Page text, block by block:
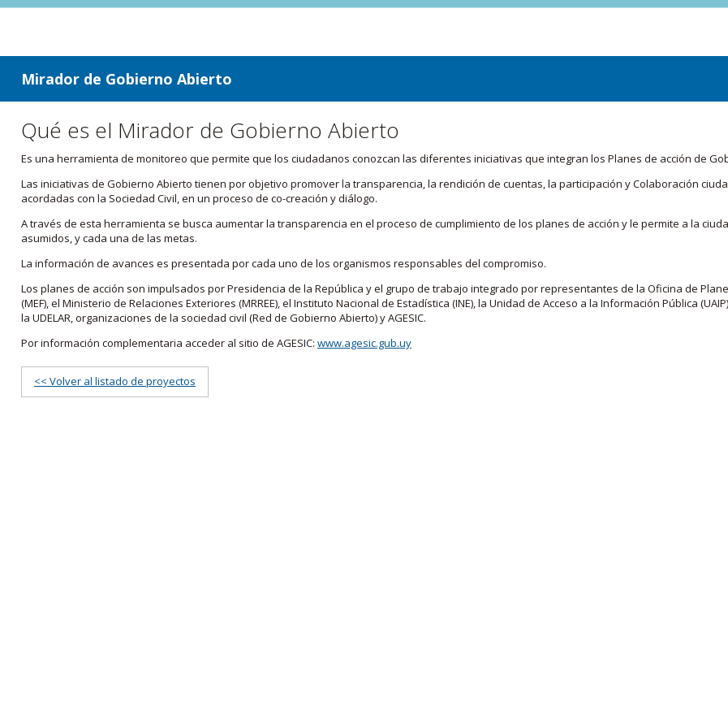
ir a contenido
ir al menú
Mirador de Gobierno Abierto
Qué es el Mirador de Gobierno Abierto
Es una herramienta de monitoreo que permite que los ciudadanos conozcan las diferentes iniciativas que integran los Planes de acción de
Las iniciativas de Gobierno Abierto tienen por objetivo promover la transparencia, la rendición de cuentas, la participación y Colaboración
acordadas con la Sociedad Civil, en un proceso de co-creación y diálogo.
A través de esta herramienta se busca aumentar la transparencia en el proceso de cumplimiento de los planes de acción y le permite a la
asumidos, y cada una de las metas.
La información de avances es presentada por cada uno de los organismos responsables del compromiso.
Los planes de acción son impulsados por Presidencia de la República y el grupo de trabajo integrado por representantes de la Oficina de
(MEF), el Ministerio de Relaciones Exteriores (MRREE), el Instituto Nacional de Estadística (INE), la Unidad de Acceso a la Información Pública
la UDELAR, organizaciones de la sociedad civil (Red de Gobierno Abierto) y AGESIC.
Por información complementaria acceder al sitio de AGESIC: www.agesic.gub.uy
<< Volver al listado de proyectos